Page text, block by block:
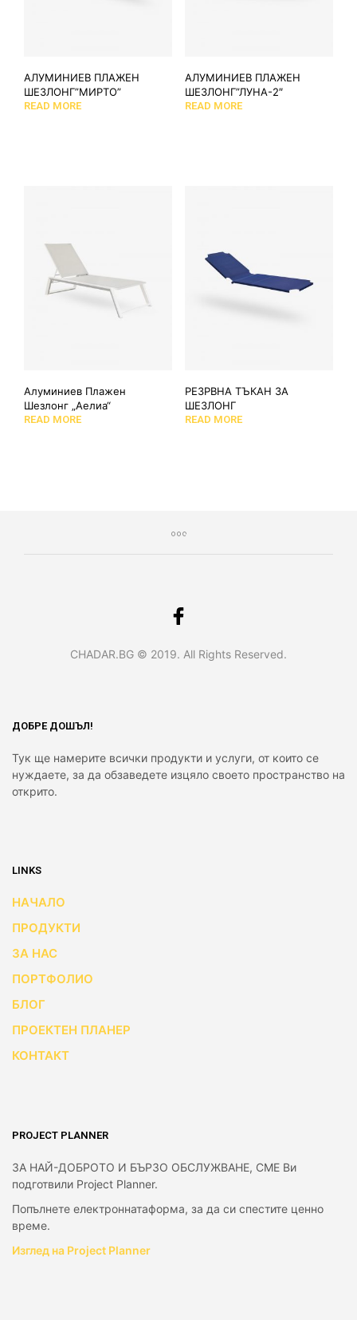
АЛУМИНИЕВ ПЛАЖЕН
ШЕЗЛОНГ”МИРТО”
READ MORE
АЛУМИНИЕВ ПЛАЖЕН
ШЕЗЛОНГ”ЛУНА-2″
READ MORE
Алуминиев Плажен
Шезлонг „Аелиа“
READ MORE
РЕЗРВНА ТЪКАН ЗА
ШЕЗЛОНГ
READ MORE
CHADAR.BG © 2019. All Rights Reserved.
ДОБРЕ ДОШЪЛ!
Тук ще намерите всички продукти и услуги, от които се
нуждаете, за да обзаведете изцяло своето пространство на
открито.
LINKS
НАЧАЛО
ПРОДУКТИ
ЗА НАС
ПОРТФОЛИО
БЛОГ
ПРОЕКТЕН ПЛАНЕР
КОНТАКТ
PROJECT PLANNER
ЗА НАЙ-ДОБРОТО И БЪРЗО ОБСЛУЖВАНЕ, СМЕ Ви
подготвили Project Planner.
Попълнете електроннатаформа, за да си спестите ценно
време.
Изглед на Project Planner